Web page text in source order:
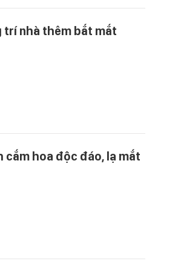
trí nhà thêm bắt mắt
cắm hoa độc đáo, lạ mắt